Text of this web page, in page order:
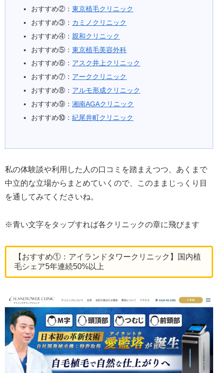
おすすめ②：東京植毛クリニック
おすすめ③： カミノクリニック
おすすめ④：親和クリニック
おすすめ⑤：東京植毛美容外科
おすすめ⑥： アスク井上クリニック
おすすめ⑦： アーククリニック
おすすめ⑧： アルモ形成クリニック
おすすめ⑨：湘南AGAクリニック
おすすめ⑩：紀尾井町クリニック
私の体験談や利用した人の口コミを踏まえつつ、あくまで
中立的な立場からまとめていくので、このままじっくり目
を通してみてくださいね。
※青い文字をタップすれば各クリニックの章に飛びます
【おすすめ①：アイランドタワークリニック】国内植
毛シェア5年連続50%以上